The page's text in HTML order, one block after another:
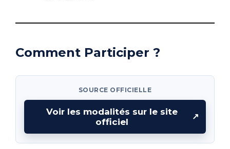
Comment Participer ?
SOURCE OFFICIELLE
Voir les modalités sur le site
officiel
↗